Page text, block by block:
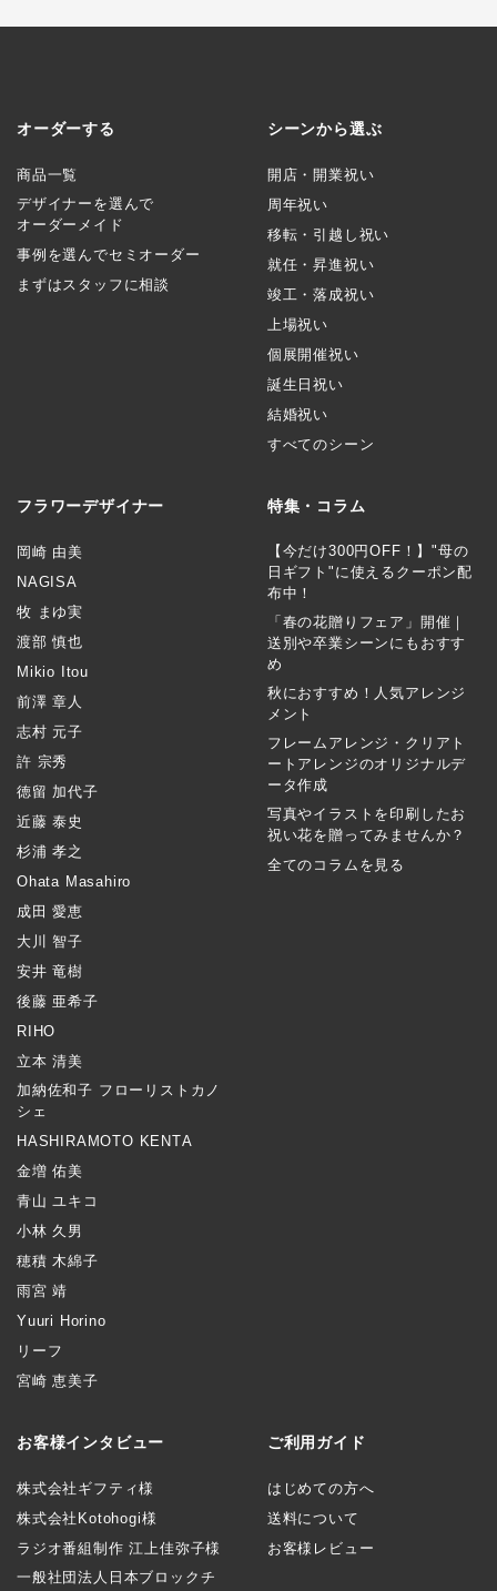
オーダーする
商品一覧
デザイナーを選んで
オーダーメイド
事例を選んでセミオーダー
まずはスタッフに相談
シーンから選ぶ
開店・開業祝い
周年祝い
移転・引越し祝い
就任・昇進祝い
竣工・落成祝い
上場祝い
個展開催祝い
誕生日祝い
結婚祝い
すべてのシーン
フラワーデザイナー
岡崎 由美
NAGISA
牧 まゆ実
渡部 慎也
Mikio Itou
前澤 章人
志村 元子
許 宗秀
徳留 加代子
近藤 泰史
杉浦 孝之
Ohata Masahiro
成田 愛恵
大川 智子
安井 竜樹
後藤 亜希子
RIHO
立本 清美
加納佐和子 フローリストカノ
シェ
HASHIRAMOTO KENTA
金増 佑美
青山 ユキコ
小林 久男
穂積 木綿子
雨宮 靖
Yuuri Horino
リーフ
宮崎 恵美子
特集・コラム
【今だけ300円OFF！】"母の
日ギフト"に使えるクーポン配
布中！
「春の花贈りフェア」開催｜
送別や卒業シーンにもおすす
め
秋におすすめ！人気アレンジ
メント
フレームアレンジ・クリアト
ートアレンジのオリジナルデ
ータ作成
写真やイラストを印刷したお
祝い花を贈ってみませんか？
全てのコラムを見る
お客様インタビュー
株式会社ギフティ様
株式会社Kotohogi様
ラジオ番組制作 江上佳弥子様
一般社団法人日本ブロックチ
ご利用ガイド
はじめての方へ
送料について
お客様レビュー